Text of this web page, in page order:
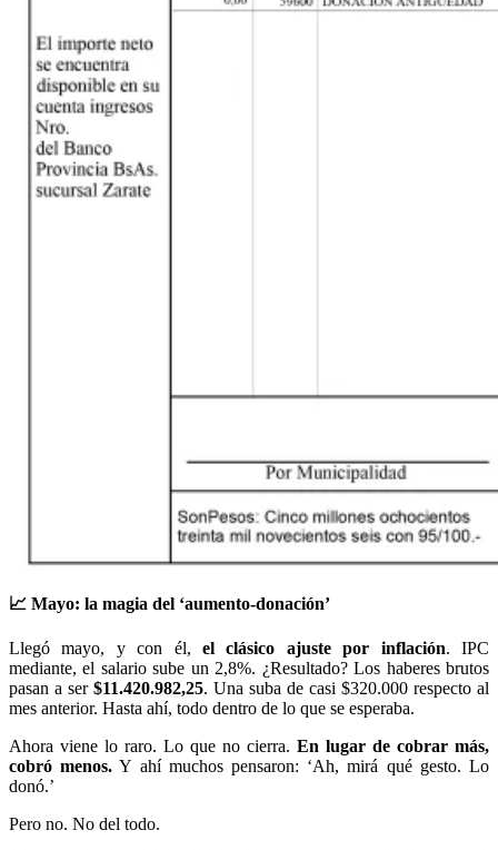
📈 Mayo: la magia del ‘aumento-donación’
Llegó mayo, y con él, el clásico ajuste por inflación. IPC
mediante, el salario sube un 2,8%. ¿Resultado? Los haberes brutos
pasan a ser $11.420.982,25. Una suba de casi $320.000 respecto al
mes anterior. Hasta ahí, todo dentro de lo que se esperaba.
Ahora viene lo raro. Lo que no cierra. En lugar de cobrar más,
cobró menos. Y ahí muchos pensaron: ‘Ah, mirá qué gesto. Lo
donó.’
Pero no. No del todo.